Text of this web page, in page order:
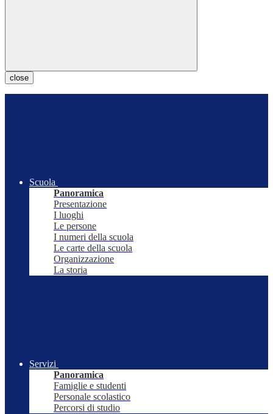
close
Scuola
Panoramica
Presentazione
I luoghi
Le persone
I numeri della scuola
Le carte della scuola
Organizzazione
La storia
Servizi
Panoramica
Famiglie e studenti
Personale scolastico
Percorsi di studio